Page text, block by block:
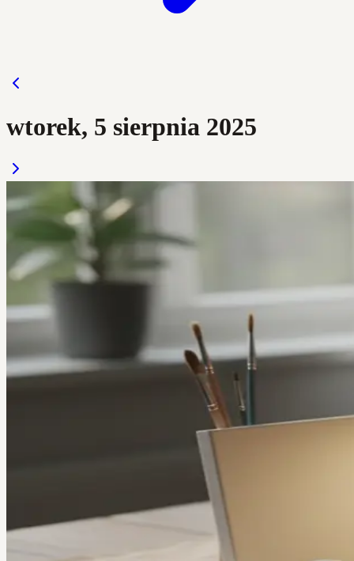
wtorek, 5 sierpnia 2025